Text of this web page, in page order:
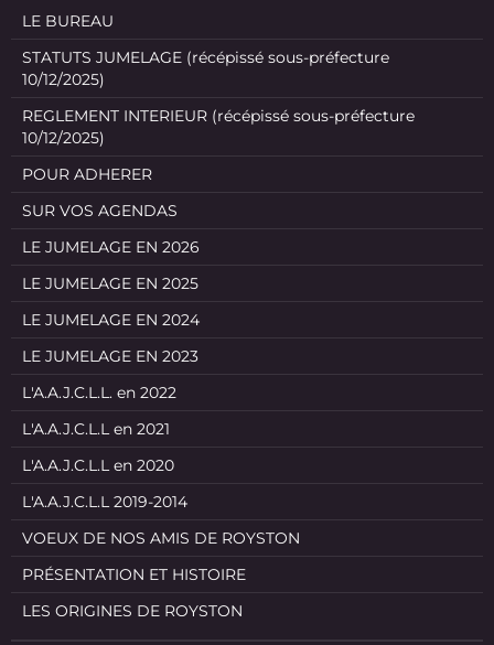
LE BUREAU
STATUTS JUMELAGE (récépissé sous-préfecture
10/12/2025)
REGLEMENT INTERIEUR (récépissé sous-préfecture
10/12/2025)
POUR ADHERER
SUR VOS AGENDAS
LE JUMELAGE EN 2026
LE JUMELAGE EN 2025
LE JUMELAGE EN 2024
LE JUMELAGE EN 2023
L'A.A.J.C.L.L. en 2022
L'A.A.J.C.L.L en 2021
L'A.A.J.C.L.L en 2020
L'A.A.J.C.L.L 2019-2014
VOEUX DE NOS AMIS DE ROYSTON
PRÉSENTATION ET HISTOIRE
LES ORIGINES DE ROYSTON